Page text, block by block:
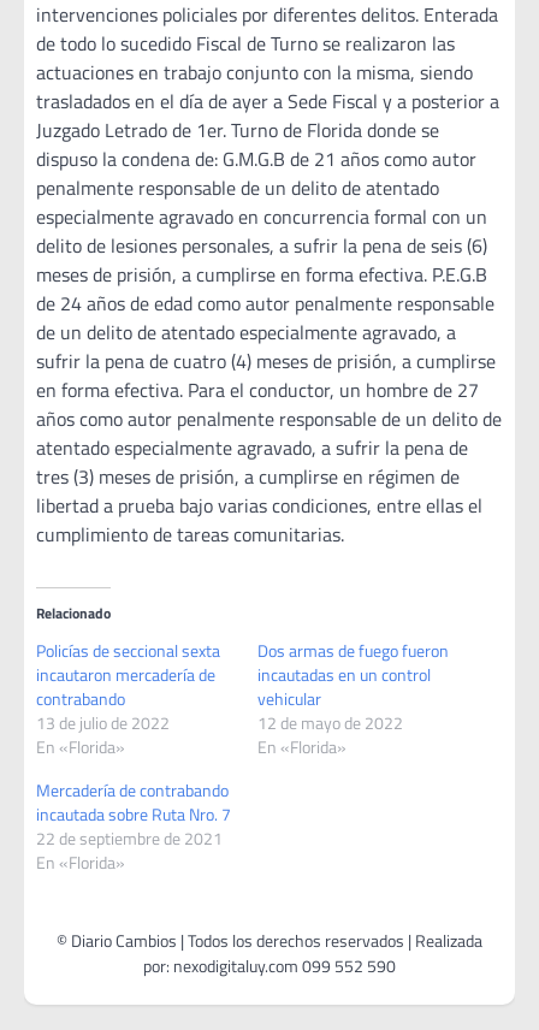
intervenciones policiales por diferentes delitos. Enterada
de todo lo sucedido Fiscal de Turno se realizaron las
actuaciones en trabajo conjunto con la misma, siendo
trasladados en el día de ayer a Sede Fiscal y a posterior a
Juzgado Letrado de 1er. Turno de Florida donde se
dispuso la condena de: G.M.G.B de 21 años como autor
penalmente responsable de un delito de atentado
especialmente agravado en concurrencia formal con un
delito de lesiones personales, a sufrir la pena de seis (6)
meses de prisión, a cumplirse en forma efectiva. P.E.G.B
de 24 años de edad como autor penalmente responsable
de un delito de atentado especialmente agravado, a
sufrir la pena de cuatro (4) meses de prisión, a cumplirse
en forma efectiva. Para el conductor, un hombre de 27
años como autor penalmente responsable de un delito de
atentado especialmente agravado, a sufrir la pena de
tres (3) meses de prisión, a cumplirse en régimen de
libertad a prueba bajo varias condiciones, entre ellas el
cumplimiento de tareas comunitarias.
Relacionado
Policías de seccional sexta
incautaron mercadería de
contrabando
13 de julio de 2022
En «Florida»
Dos armas de fuego fueron
incautadas en un control
vehicular
12 de mayo de 2022
En «Florida»
Mercadería de contrabando
incautada sobre Ruta Nro. 7
22 de septiembre de 2021
En «Florida»